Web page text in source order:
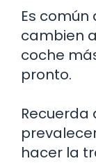
Es
cambien
coche
pronto.
Recuerda
hacer la